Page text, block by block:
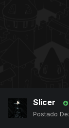
Slicer
Postado